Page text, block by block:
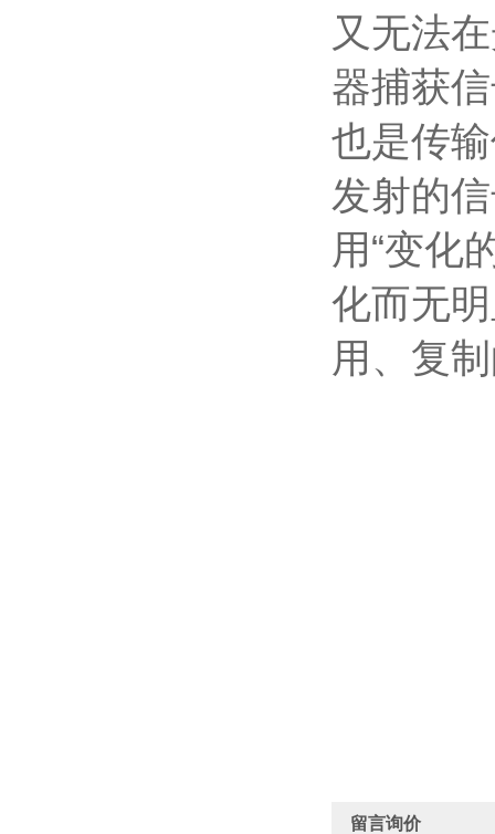
又无法
器捕获
也是传
发射的
用“变化
化而无
用、复
留言询价